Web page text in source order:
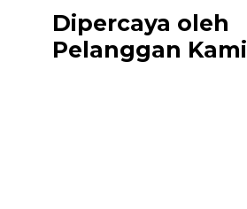
Dipercaya oleh
Pelanggan Kami